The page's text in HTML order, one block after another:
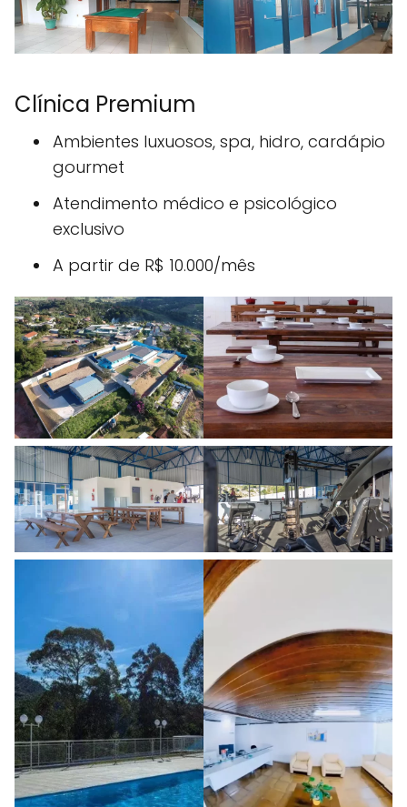
Clínica Premium
Ambientes luxuosos, spa, hidro, cardápio
gourmet
Atendimento médico e psicológico
exclusivo
A partir de R$ 10.000/mês